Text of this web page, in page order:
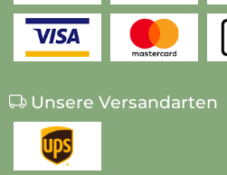
Unsere Versandarten